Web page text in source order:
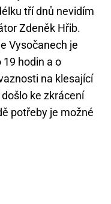
tří dnů nevidím
Zdeněk Hřib.
Vysočanech je
hodin a o
na klesající
ke zkrácení
potřeby je možné